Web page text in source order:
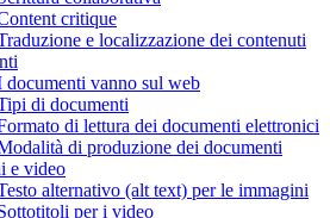
critique
e localizzazione dei contenuti
documenti vanno sul web
di documenti
di lettura dei documenti elettronici
di produzione dei documenti
e video
alternativo (alt text) per le immagini
per i video